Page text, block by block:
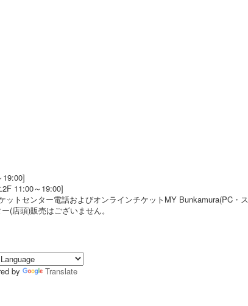
19:00]
11:00～19:00]
トセンター電話およびオンラインチケットMY Bunkamura(PC・ス
(店頭)販売はございません。
by Translate